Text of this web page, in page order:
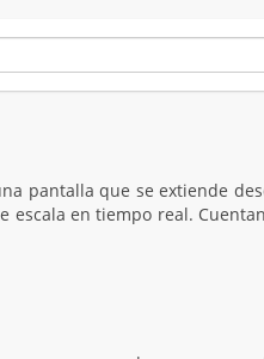
pantalla que se extiende
en tiempo real.